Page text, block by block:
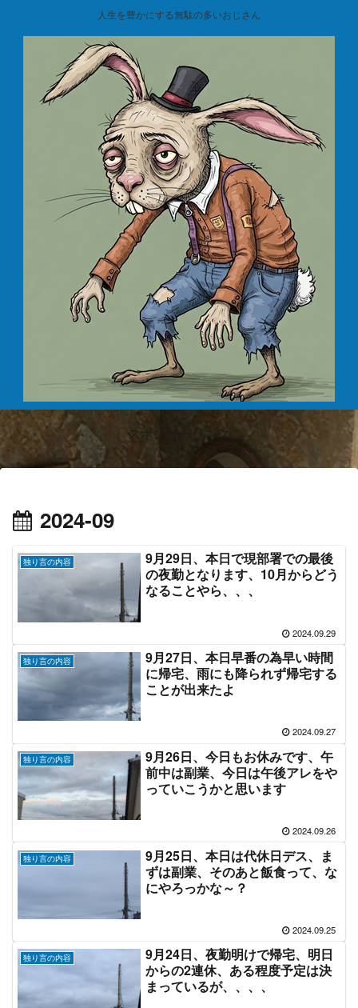
人生を豊かにする無駄の多いおじさん
スポンサーリンク
2024-09
独り言の内容
9月29日、本日で現部署での最後
の夜勤となります、10月からどう
なることやら、、、
2024.09.29
独り言の内容
9月27日、本日早番の為早い時間
に帰宅、雨にも降られず帰宅する
ことが出来たよ
2024.09.27
独り言の内容
9月26日、今日もお休みです、午
前中は副業、今日は午後アレをや
っていこうかと思います
2024.09.26
独り言の内容
9月25日、本日は代休日デス、ま
ずは副業、そのあと飯食って、な
にやろっかな～？
2024.09.25
独り言の内容
9月24日、夜勤明けで帰宅、明日
からの2連休、ある程度予定は決
まっているが、、、、